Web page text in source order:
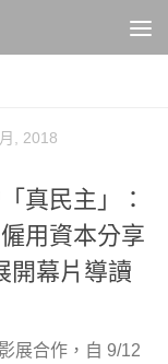
, 2018
真民主」：
用資本分享
開幕片導讀
展合作，自 9/12